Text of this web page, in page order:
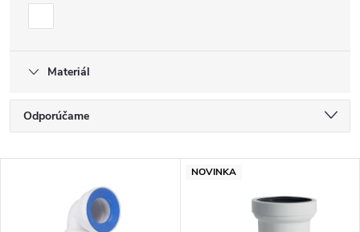
Materiál
ROdporúčame
Najpredávanejšie
NOVINKA